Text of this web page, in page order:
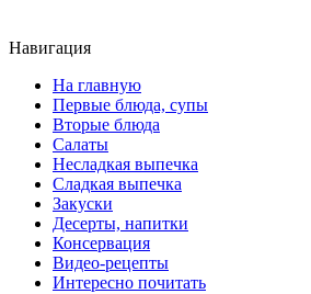
Навигация
На главную
Первые блюда, супы
Вторые блюда
Салаты
Несладкая выпечка
Сладкая выпечка
Закуски
Десерты, напитки
Консервация
Видео-рецепты
Интересно почитать